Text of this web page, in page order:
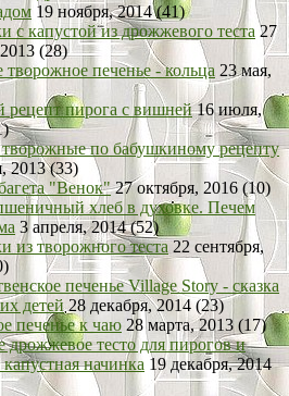
19 ноября, 2014 (41)
с капустой из дрожжевого теста 27
(28)
творожное печенье - кольца 23 мая,
рецепт пирога с вишней16 июля,
по бабушкиному рецепту
2013 (33)
"Венок"27 октября, 2016 (10)
хлеб в духовке. Печем
3 апреля, 2014 (52)
из творожного теста22 сентября,
печенье Village Story - сказка
детей28 декабря, 2014 (23)
печенье к чаю 28 марта, 2013 (17)
дрожжевое тесто для пирогов и
капустная начинка 19 декабря, 2014